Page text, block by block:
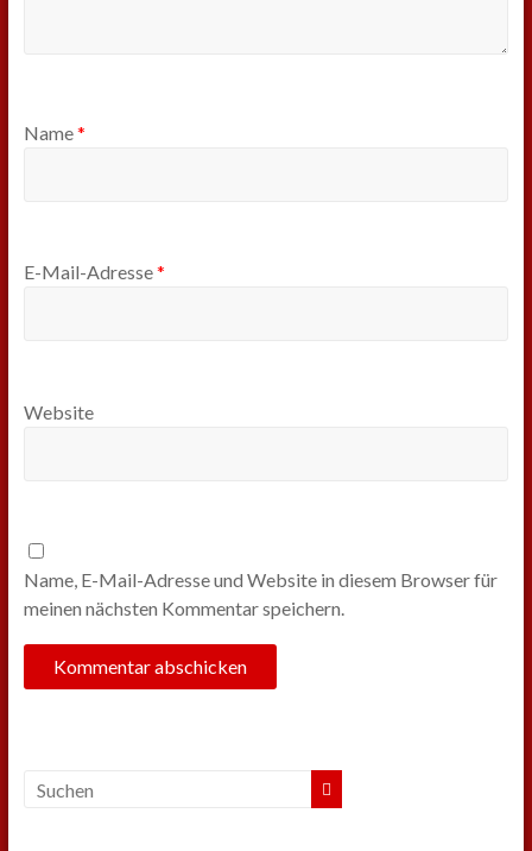
Name*
E-Mail-Adresse*
Website
Name, E-Mail-Adresse und Website in diesem Browser für
meinen nächsten Kommentar speichern.